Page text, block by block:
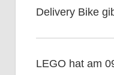
Delivery Bike
LEGO hat am